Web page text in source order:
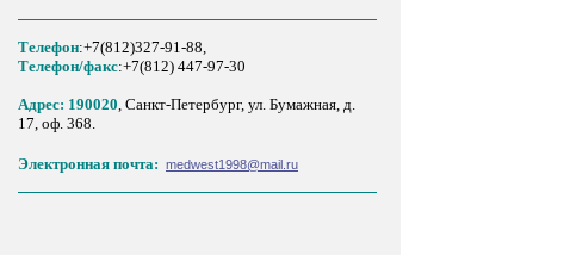
Телефон:+7(812)327-91-88,
Tелефон/факс:+7(812) 447-97-30
Адрес: 190020, Санкт-Петербург, ул. Бумажная, д.
17, оф. 368.
Электронная почта: medwest1998@mail.ru